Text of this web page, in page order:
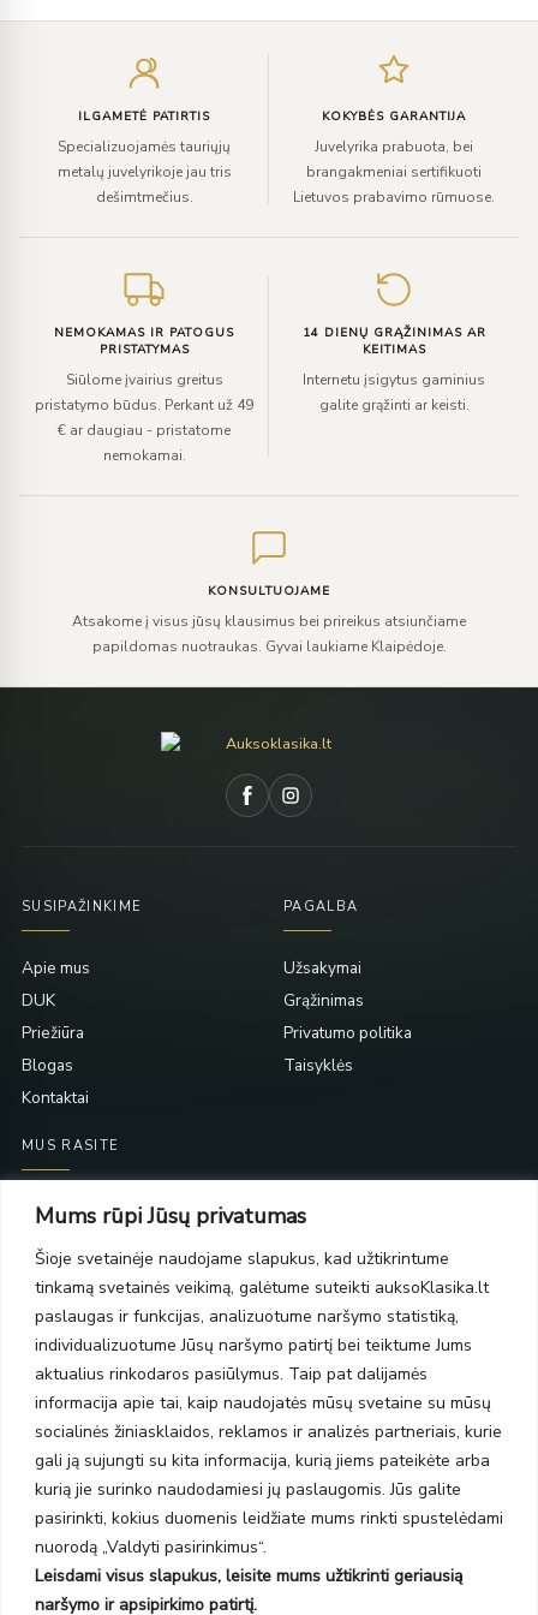
Mums rūpi Jūsų privatumas
Šioje svetainėje naudojame slapukus, kad užtikrintume
tinkamą svetainės veikimą, galėtume suteikti auksoKlasika.lt
paslaugas ir funkcijas, analizuotume naršymo statistiką,
individualizuotume Jūsų naršymo patirtį bei teiktume Jums
aktualius rinkodaros pasiūlymus. Taip pat dalijamės
informacija apie tai, kaip naudojatės mūsų svetaine su mūsų
socialinės žiniasklaidos, reklamos ir analizės partneriais, kurie
gali ją sujungti su kita informacija, kurią jiems pateikėte arba
kurią jie surinko naudodamiesi jų paslaugomis. Jūs galite
pasirinkti, kokius duomenis leidžiate mums rinkti spustelėdami
nuorodą „Valdyti pasirinkimus“.
Leisdami visus slapukus, leisite mums užtikrinti geriausią
naršymo ir apsipirkimo patirtį.
ILGAMETĖ PATIRTIS
Specializuojamės tauriųjų
metalų juvelyrikoje jau tris
dešimtmečius.
KOKYBĖS GARANTIJA
Juvelyrika prabuota, bei
brangakmeniai sertifikuoti
Lietuvos prabavimo rūmuose.
NEMOKAMAS IR PATOGUS
PRISTATYMAS
Siūlome įvairius greitus
pristatymo būdus. Perkant už 49
€ ar daugiau - pristatome
nemokamai.
14 DIENŲ GRĄŽINIMAS AR
KEITIMAS
Internetu įsigytus gaminius
galite grąžinti ar keisti.
KONSULTUOJAME
Atsakome į visus jūsų klausimus bei prireikus atsiunčiame
papildomas nuotraukas. Gyvai laukiame Klaipėdoje.
SUSIPAŽINKIME
Apie mus
DUK
Priežiūra
Blogas
Kontaktai
PAGALBA
Užsakymai
Grąžinimas
Privatumo politika
Taisyklės
MUS RASITE
Taikos pr. 139
PC Molas, Klaipėda
Taikos pr. 141
PC BIG 2, Klaipėda
Šilutės pl. 35
PC Banginis, Klaipėda
NAUJIENLAIŠKIS
Prenumeruokite ir gaukite pasiūlymus, naujienas bei riboto
leidimo kolekcijas.